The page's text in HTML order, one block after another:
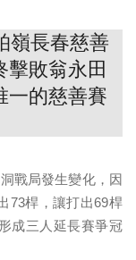
嶺長春慈善
敗翁永田
一的慈善賽
戰局發生變化，因
73桿，讓打出69桿
成三人延長賽爭冠